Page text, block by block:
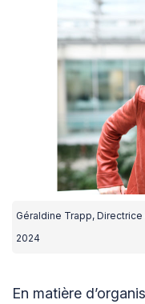
Géraldine Trapp,
2024
En matière